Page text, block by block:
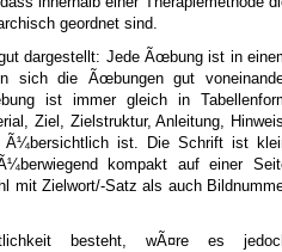
geordnet sind.
dargestellt: Jede Ãœbung ist in
sich die Ãœbungen gut
ist immer gleich in
Ziel, Zielstruktur, Anleitung,
Ã¼bersichtlich ist. Die Schrift ist
kompakt auf einer
mit Zielwort/-Satz als auch
besteht, wÃ¤re es